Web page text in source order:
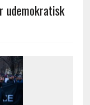
udemokratisk